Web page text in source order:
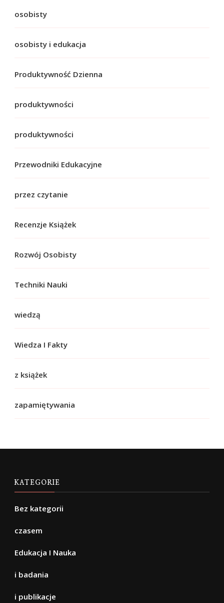
osobisty
osobisty i edukacja
Produktywność Dzienna
produktywności
produktywności
Przewodniki Edukacyjne
przez czytanie
Recenzje Książek
Rozwój Osobisty
Techniki Nauki
wiedzą
Wiedza I Fakty
z książek
zapamiętywania
KATEGORIE
Bez kategorii
czasem
Edukacja I Nauka
i badania
i publikacje